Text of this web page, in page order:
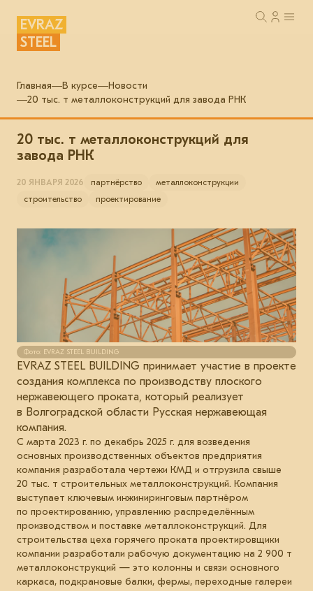
EVRAZ
STEEL
Главная В курсе
Новости
20 тыс. т металлоконструкций для завода РНК
20 тыс. т металлоконструкций для
завода РНК
20 ЯНВАРЯ 2026 партнёрство
металлоконструкции
строительство
проектирование
Фото: EVRAZ STEEL BUILDING
EVRAZ STEEL BUILDING принимает участие в проекте
создания комплекса по производству плоского
нержавеющего проката, который реализует
в Волгоградской области Русская нержавеющая
компания.
С марта 2023 г. по декабрь 2025 г. для возведения
основных производственных объектов предприятия
компания разработала чертежи КМД и отгрузила свыше
20 тыс. т строительных металлоконструкций. Компания
выступает ключевым инжиниринговым партнёром
по проектированию, управлению распределённым
производством и поставке металлоконструкций. Для
строительства цеха горячего проката проектировщики
компании разработали рабочую документацию на 2 900 т
металлоконструкций — это колонны и связи основного
каркаса, подкрановые балки, фермы, переходные галереи